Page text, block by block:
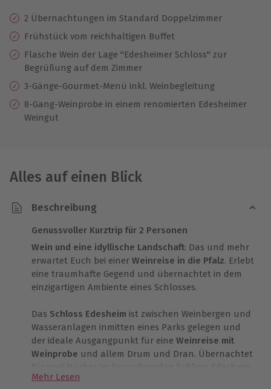
2 Übernachtungen im Standard Doppelzimmer
Frühstück vom reichhaltigen Buffet
Flasche Wein der Lage "Edesheimer Schloss" zur
Begrüßung auf dem Zimmer
3-Gänge-Gourmet-Menü inkl. Weinbegleitung
8-Gang-Weinprobe in einem renomierten Edesheimer
Weingut
Alles auf einen Blick
Beschreibung
Genussvoller Kurztrip für 2 Personen
Wein und eine idyllische Landschaft: Das und mehr
erwartet Euch bei einer Weinreise in die Pfalz. Erlebt
eine traumhafte Gegend und übernachtet in dem
einzigartigen Ambiente eines Schlosses.
Das Schloss Edesheim ist zwischen Weinbergen und
Wasseranlagen inmitten eines Parks gelegen und
der ideale Ausgangpunkt für eine Weinreise mit
Weinprobe und allem Drum und Dran. Übernachtet
für zwei Nächte im bezaubernden Schloss Edesheim,
wo Ihr bereits bei der Ankunft mit einer
Mehr Lesen